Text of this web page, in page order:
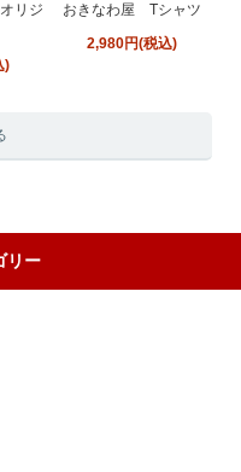
リジ
)
おきなわ屋 Tシャツ
2,980円(税込)
リー